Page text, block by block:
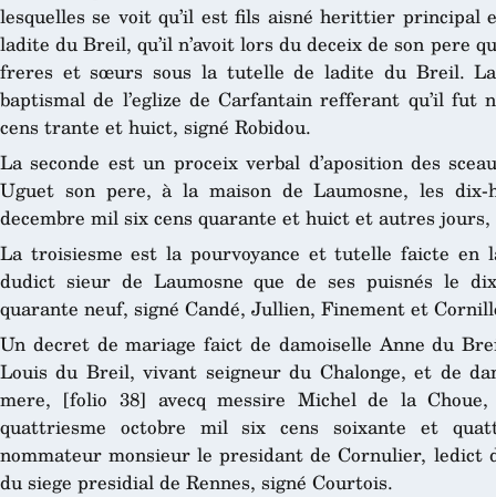
lesquelles se voit qu’il est fils aisné herittier principal
ladite du Breil, qu’il n’avoit lors du deceix de son pere
freres et sœurs sous la tutelle de ladite du Breil.
baptismal de l’eglize de Carfantain refferant qu’il fut
cens trante et huict, signé Robidou.
La seconde est un proceix verbal d’aposition des
Uguet son pere, à la maison de Laumosne, les
decembre mil six cens quarante et huict et autres
La troisiesme est la pourvoyance et tutelle faicte
dudict sieur de Laumosne que de ses puisnés le
quarante neuf, signé Candé, Jullien, Finement et
Un decret de mariage faict de damoiselle Anne du
Louis du Breil, vivant seigneur du Chalonge, et de
mere, [folio 38] avecq messire Michel de la
quattriesme octobre mil six cens soixante et
nommateur monsieur le presidant de Cornulier, ledict
du siege presidial de Rennes, signé Courtois.